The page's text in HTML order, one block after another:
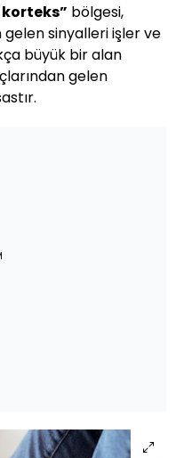
bölgesi,
sinyalleri işler ve
büyük bir alan
gelen